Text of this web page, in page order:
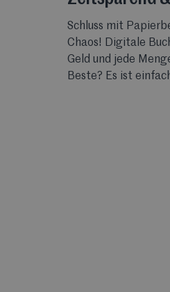
Schluss mit
Chaos! Digitale
Geld und jede
Beste? Es ist